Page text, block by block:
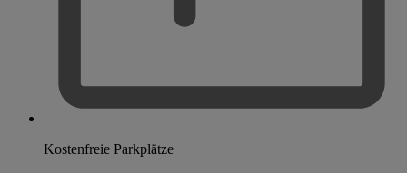
Kostenfreie Parkplätze